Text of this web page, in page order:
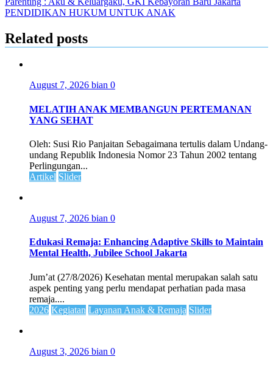
PENDIDIKAN HUKUM UNTUK ANAK
Related posts
August 7, 2026 bian 0
MELATIH ANAK MEMBANGUN PERTEMANAN
YANG SEHAT
Oleh: Susi Rio Panjaitan Sebagaimana tertulis dalam Undang-
undang Republik Indonesia Nomor 23 Tahun 2002 tentang
Perlingungan...
Artikel Slider
August 7, 2026 bian 0
Edukasi Remaja: Enhancing Adaptive Skills to Maintain
Mental Health, Jubilee School Jakarta
Jum’at (27/8/2026) Kesehatan mental merupakan salah satu
aspek penting yang perlu mendapat perhatian pada masa
remaja....
2026 Kegiatan Layanan Anak & Remaja Slider
August 3, 2026 bian 0